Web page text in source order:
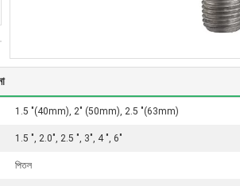
1.5 "(40mm), 2" (50mm), 2.5 "(63mm)
1.5 ", 2.0", 2.5 ", 3", 4 ", 6"
পিতল